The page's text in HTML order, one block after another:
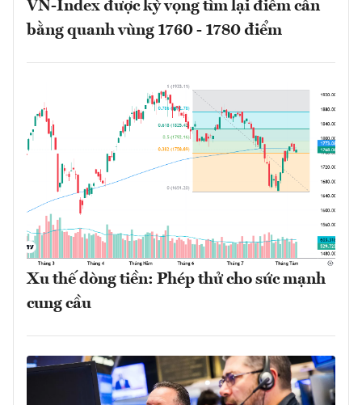
VN-Index được kỳ vọng tìm lại điểm cân
bằng quanh vùng 1760 - 1780 điểm
Xu thế dòng tiền: Phép thử cho sức mạnh
cung cầu